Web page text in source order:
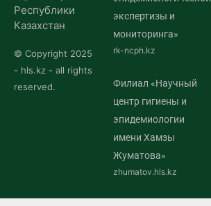
Республики
Казахстан
© Copyright 2025
- hls.kz - all rights
reserved.
экспертизы и
мониторинга»
rk-ncph.kz
Филиал «Научный
центр гигиены и
эпидемиологии
имени Хамзы
Жуматова»
zhumatov.hls.kz